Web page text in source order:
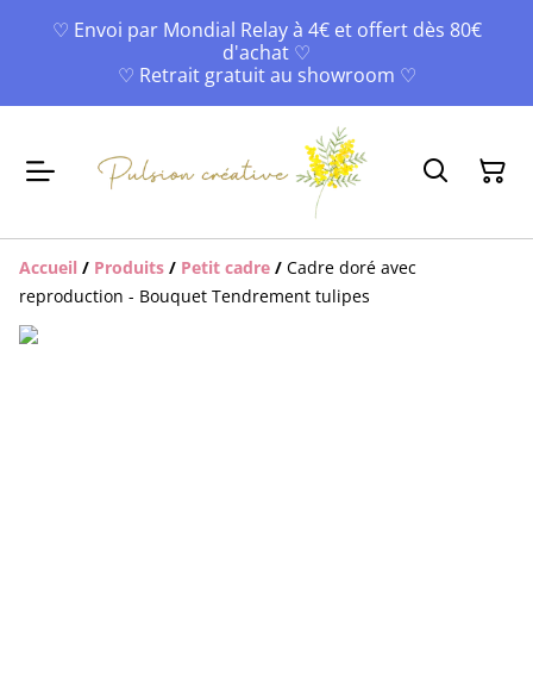
♡ Envoi par Mondial Relay à 4€ et offert dès 80€
d'achat ♡
♡ Retrait gratuit au showroom ♡
Accueil / Produits / Petit cadre / Cadre doré avec
reproduction - Bouquet Tendrement tulipes